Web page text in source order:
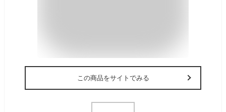
この商品をサイトでみる